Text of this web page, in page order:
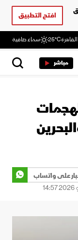
افتح التطبيق
القاهرة25°C سماء صافية
مباشر
على واتساب